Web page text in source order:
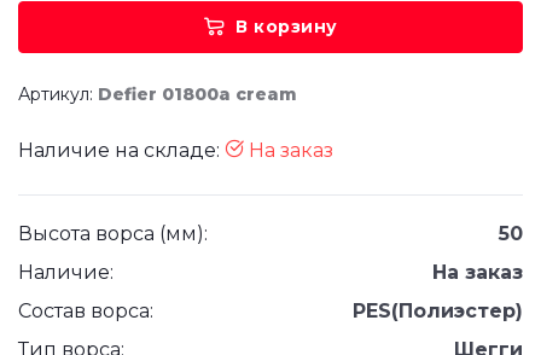
В корзину
Артикул: Defier 01800a cream
Наличие на складе: На заказ
Высота ворса (мм):
50
Наличие:
На заказ
Состав ворса:
PES(Полиэстер)
Тип ворса:
Шегги